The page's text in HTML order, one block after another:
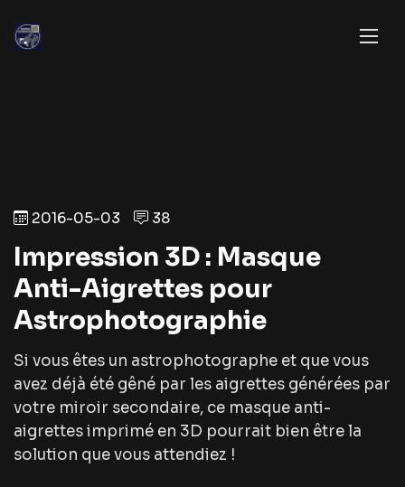
2016-05-03 38
Impression 3D : Masque
Anti-Aigrettes pour
Astrophotographie
Si vous êtes un astrophotographe et que vous
avez déjà été gêné par les aigrettes générées par
votre miroir secondaire, ce masque anti-
aigrettes imprimé en 3D pourrait bien être la
solution que vous attendiez !